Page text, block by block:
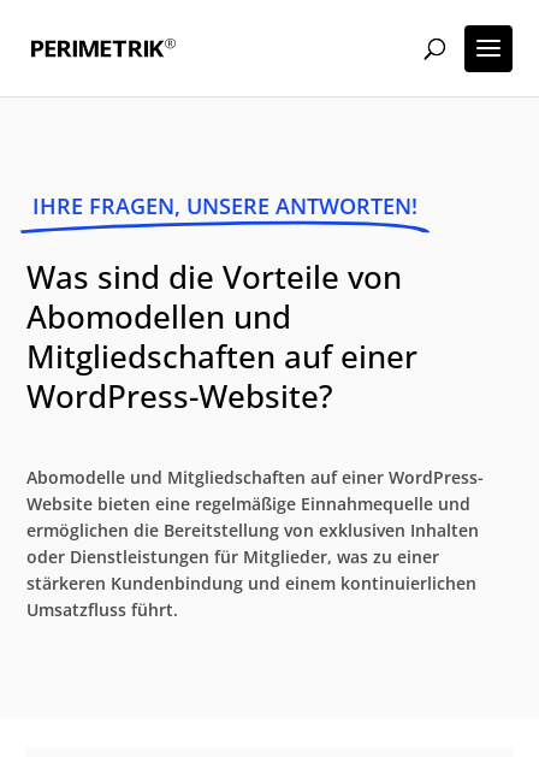
IHRE FRAGEN, UNSERE ANTWORTEN!
Was sind die Vorteile von
Abomodellen und
Mitgliedschaften auf einer
WordPress-Website?
Abomodelle und Mitgliedschaften auf einer WordPress-
Website bieten eine regelmäßige Einnahmequelle und
ermöglichen die Bereitstellung von exklusiven Inhalten
oder Dienstleistungen für Mitglieder, was zu einer
stärkeren Kundenbindung und einem kontinuierlichen
Umsatzfluss führt.